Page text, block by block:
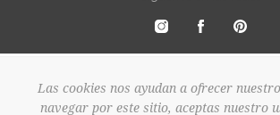
Las cookies nos ayudan a ofrecer
navegar por este sitio, aceptas nuestro